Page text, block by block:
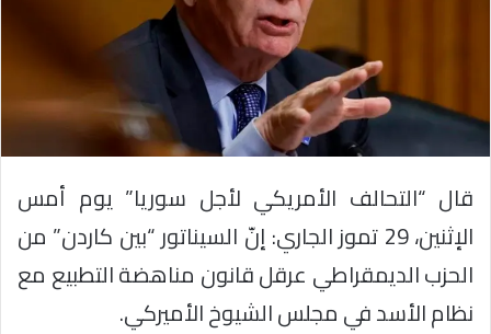
قال “التحالف الأمريكي لأجل سوريا” يوم أمس
الإثنين، 29 تموز الجاري: إنّ السيناتور “بين كاردن” من
الحزب الديمقراطي عرقل قانون مناهضة التطبيع مع
نظام الأسد في مجلس الشيوخ الأميركي.